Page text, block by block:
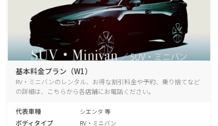
基本料金プラン（W1）
RV・ミニバンのレンタル、お得な割引料金や予約、乗り捨てなど
の詳細は、こちらから各店舗にお電話ください。
代表車種 シエンタ 等
ボディタイプ RV・ミニバン